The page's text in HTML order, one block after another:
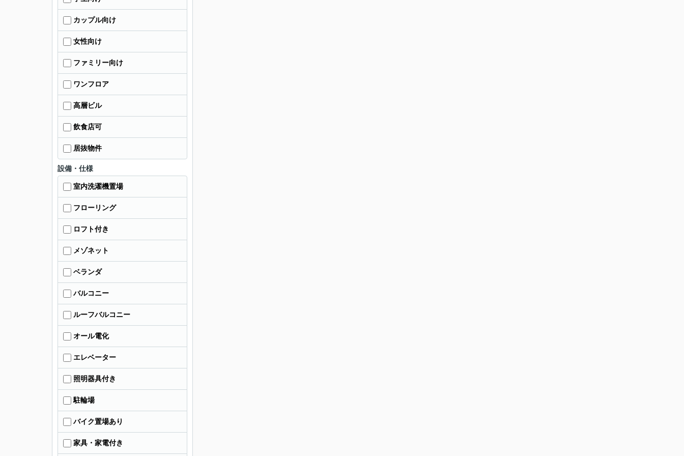
カップル向け
女性向け
ファミリー向け
ワンフロア
高層ビル
飲食店可
居抜物件
設備・仕様
室内洗濯機置場
フローリング
ロフト付き
メゾネット
ベランダ
バルコニー
ルーフバルコニー
オール電化
エレベーター
照明器具付き
駐輪場
バイク置場あり
家具・家電付き